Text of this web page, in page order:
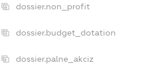
dossier.non_profit
dossier.budget_dotation
dossier.palne_akciz